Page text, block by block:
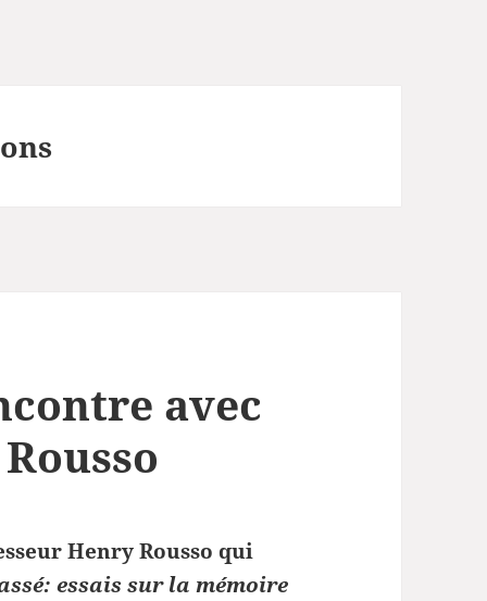
avec
Henry Rousso qui
essais sur la mémoire